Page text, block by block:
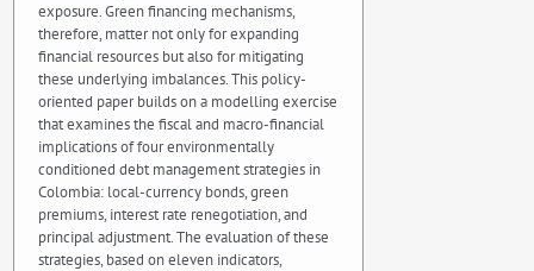
exposure. Green financing mechanisms,
therefore, matter not only for expanding
financial resources but also for mitigating
these underlying imbalances. This policy-
oriented paper builds on a modelling exercise
that examines the fiscal and macro-financial
implications of four environmentally
conditioned debt management strategies in
Colombia: local-currency bonds, green
premiums, interest rate renegotiation, and
principal adjustment. The evaluation of these
strategies, based on eleven indicators,